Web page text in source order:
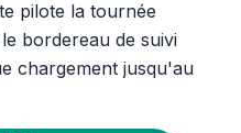
pilote la tournée
bordereau de suivi
chargement jusqu'au